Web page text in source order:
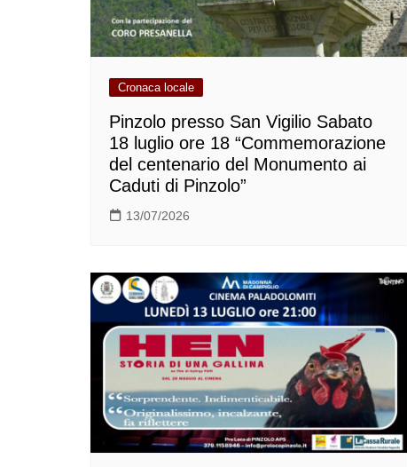
Cronaca locale
Pinzolo presso San Vigilio Sabato
18 luglio ore 18 “Commemorazione
del centenario del Monumento ai
Caduti di Pinzolo”
13/07/2026